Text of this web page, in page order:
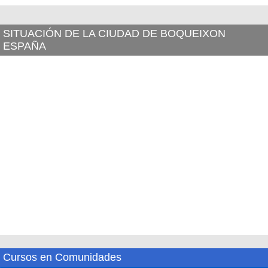
SITUACIÓN DE LA CIUDAD DE BOQUEIXON
ESPAÑA
Cursos en Comunidades